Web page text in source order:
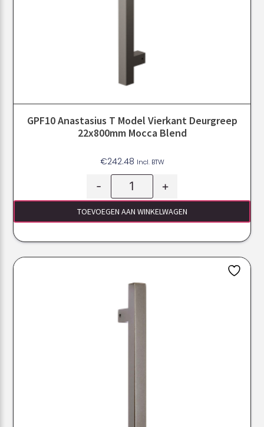
GPF10 Anastasius T Model Vierkant Deurgreep
22x800mm Mocca Blend
€242.48 Incl. BTW
- +
TOEVOEGEN AAN WINKELWAGEN